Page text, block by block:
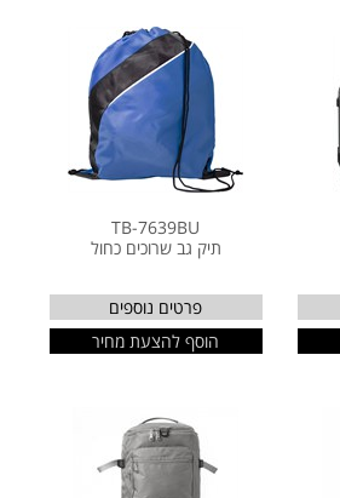
TB-7639BU
תיק גב שרוכים כחול
פרטים נוספים
הוסף להצעת מחיר